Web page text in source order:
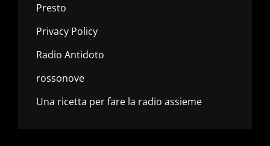
Presto
Privacy Policy
Radio Antidoto
rossonove
Una ricetta per fare la radio assieme